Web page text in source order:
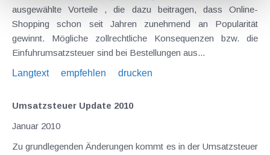
ausgewählte Vorteile , die dazu beitragen, dass Online-
Shopping schon seit Jahren zunehmend an Popularität
gewinnt. Mögliche zollrechtliche Konsequenzen bzw. die
Einfuhrumsatzsteuer sind bei Bestellungen aus...
Langtext
empfehlen drucken
Umsatzsteuer Update 2010
Januar 2010
Zu grundlegenden Änderungen kommt es in der Umsatzsteuer